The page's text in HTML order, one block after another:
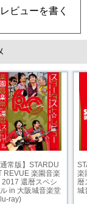
通常版】STARDU
REVUE 楽園音楽
2017 還暦スペシ
in 大阪城音楽堂
ray)
楽
暦
城